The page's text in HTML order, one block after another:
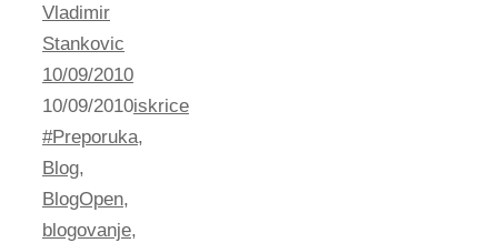
Vladimir
Stankovic
10/09/2010
10/09/2010iskrice
#Preporuka,
Blog,
BlogOpen,
blogovanje,